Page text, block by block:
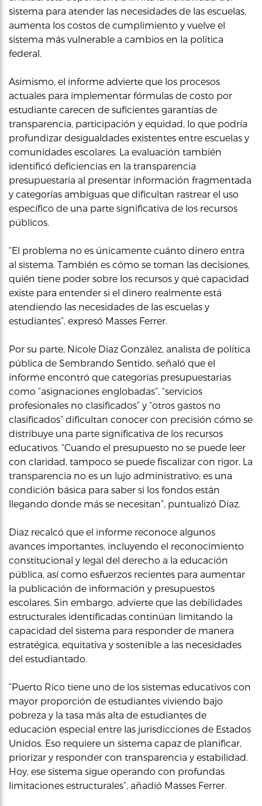
sistema para atender las necesidades de las escuelas,
aumenta los costos de cumplimiento y vuelve el
sistema más vulnerable a cambios en la política
federal.
Asimismo, el informe advierte que los procesos
actuales para implementar fórmulas de costo por
estudiante carecen de suficientes garantías de
transparencia, participación y equidad, lo que podría
profundizar desigualdades existentes entre escuelas y
comunidades escolares. La evaluación también
identificó deficiencias en la transparencia
presupuestaria al presentar información fragmentada
y categorías ambiguas que dificultan rastrear el uso
específico de una parte significativa de los recursos
públicos.
“El problema no es únicamente cuánto dinero entra
al sistema. También es cómo se toman las decisiones,
quién tiene poder sobre los recursos y qué capacidad
existe para entender si el dinero realmente está
atendiendo las necesidades de las escuelas y
estudiantes”, expresó Masses Ferrer.
Por su parte, Nicole Díaz González, analista de política
pública de Sembrando Sentido, señaló que el
informe encontró que categorías presupuestarias
como “asignaciones englobadas”, “servicios
profesionales no clasificados” y “otros gastos no
clasificados” dificultan conocer con precisión cómo se
distribuye una parte significativa de los recursos
educativos. “Cuando el presupuesto no se puede leer
con claridad, tampoco se puede fiscalizar con rigor. La
transparencia no es un lujo administrativo; es una
condición básica para saber si los fondos están
llegando donde más se necesitan”, puntualizó Díaz.
Diaz recalcó que el informe reconoce algunos
avances importantes, incluyendo el reconocimiento
constitucional y legal del derecho a la educación
pública, así como esfuerzos recientes para aumentar
la publicación de información y presupuestos
escolares. Sin embargo, advierte que las debilidades
estructurales identificadas continúan limitando la
capacidad del sistema para responder de manera
estratégica, equitativa y sostenible a las necesidades
del estudiantado.
“Puerto Rico tiene uno de los sistemas educativos con
mayor proporción de estudiantes viviendo bajo
pobreza y la tasa más alta de estudiantes de
educación especial entre las jurisdicciones de Estados
Unidos. Eso requiere un sistema capaz de planificar,
priorizar y responder con transparencia y estabilidad.
Hoy, ese sistema sigue operando con profundas
limitaciones estructurales”, añadió Masses Ferrer.